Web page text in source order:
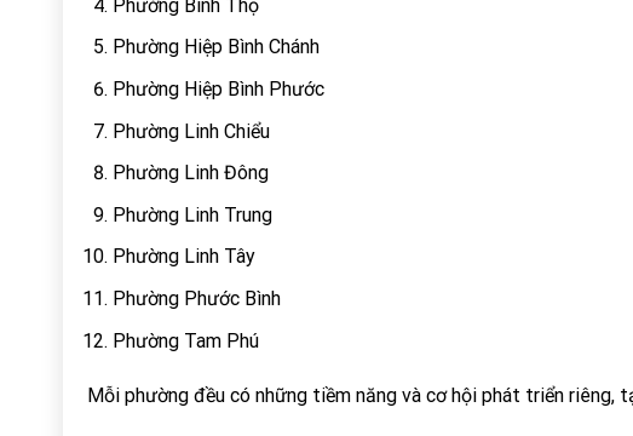
Phường Bình Thọ
Phường Hiệp Bình Chánh
Phường Hiệp Bình Phước
Phường Linh Chiểu
Phường Linh Đông
Phường Linh Trung
Phường Linh Tây
Phường Phước Bình
Phường Tam Phú
Mỗi phường đều có những tiềm năng và cơ hội phát triển riêng,